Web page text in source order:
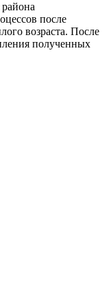
после
возраста. После
полученных